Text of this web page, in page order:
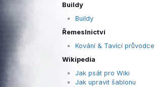
Buildy
Buildy
Řemeslnictví
Kování & Tavící průvodce
Wikipedia
Jak psát pro Wiki
Jak upravit šablonu